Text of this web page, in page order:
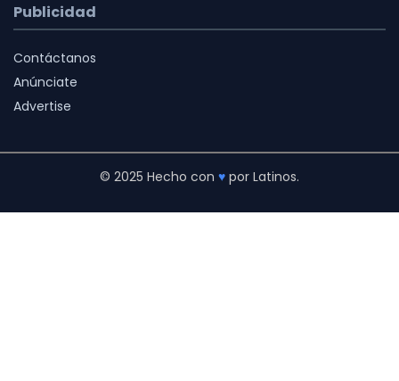
Publicidad
Contáctanos
Anúnciate
Advertise
© 2025 Hecho con ♥ por Latinos.